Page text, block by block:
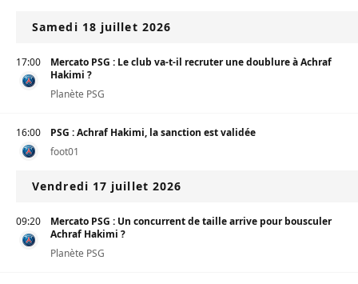
Samedi 18 juillet 2026
17:00
Mercato PSG : Le club va-t-il recruter une doublure à Achraf
Hakimi ?
Planète PSG
16:00
PSG : Achraf Hakimi, la sanction est validée
foot01
Vendredi 17 juillet 2026
09:20
Mercato PSG : Un concurrent de taille arrive pour bousculer
Achraf Hakimi ?
Planète PSG